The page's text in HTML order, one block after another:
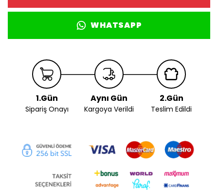
WHATSAPP
1.Gün
Sipariş Onayı
Aynı Gün
Kargoya Verildi
2.Gün
Teslim Edildi